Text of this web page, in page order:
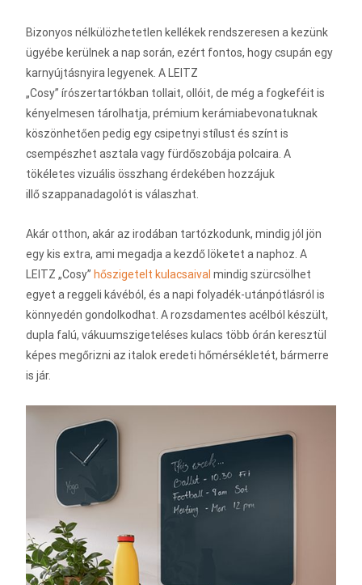
Bizonyos nélkülözhetetlen kellékek rendszeresen a kezünk
ügyébe kerülnek a nap során, ezért fontos, hogy csupán egy
karnyújtásnyira legyenek. A LEITZ
„Cosy” írószertartókban tollait, ollóit, de még a fogkeféit is
kényelmesen tárolhatja, prémium kerámiabevonatuknak
köszönhetően pedig egy csipetnyi stílust és színt is
csempészhet asztala vagy fürdőszobája polcaira. A
tökéletes vizuális összhang érdekében hozzájuk
illő szappanadagolót is válaszhat.
Akár otthon, akár az irodában tartózkodunk, mindig jól jön
egy kis extra, ami megadja a kezdő löketet a naphoz. A
LEITZ „Cosy” hőszigetelt kulacsaival mindig szürcsölhet
egyet a reggeli kávéból, és a napi folyadék-utánpótlásról is
könnyedén gondolkodhat. A rozsdamentes acélból készült,
dupla falú, vákuumszigeteléses kulacs több órán keresztül
képes megőrizni az italok eredeti hőmérsékletét, bármerre
is jár.